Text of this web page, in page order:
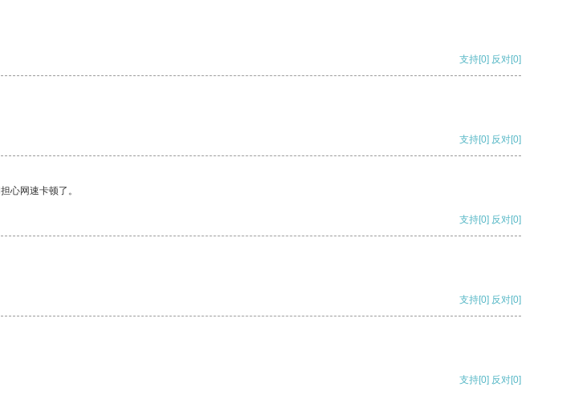
支持[0] 反对[0]
支持[0] 反对[0]
心网速卡顿了。
支持[0] 反对[0]
支持[0] 反对[0]
支持[0] 反对[0]